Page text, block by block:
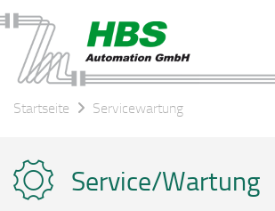
Startseite Servicewartung
Service/Wartung